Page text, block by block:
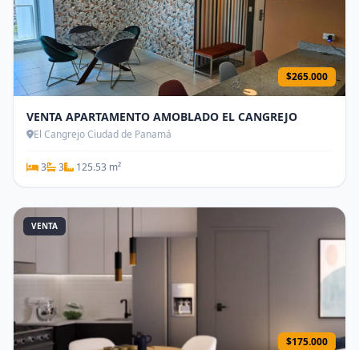
$265.000
VENTA APARTAMENTO AMOBLADO EL CANGREJO
El Cangrejo Ciudad de Panamá
3 3 125.53 m²
VENTA
$175.000